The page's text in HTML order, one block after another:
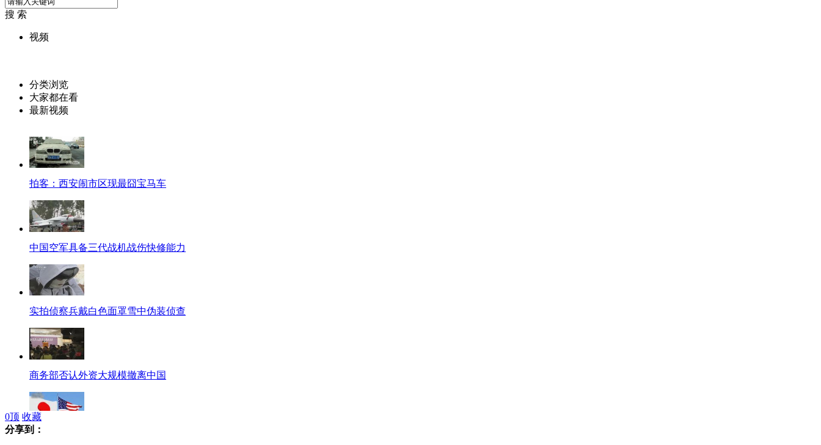
搜 索
视频
分类浏览
大家都在看
最新视频
拍客：西安闹市区现最囧宝马车
中国空军具备三代战机战伤快修能力
实拍侦察兵戴白色面罩雪中伪装侦查
商务部否认外资大规模撤离中国
0顶 收藏
分享到：